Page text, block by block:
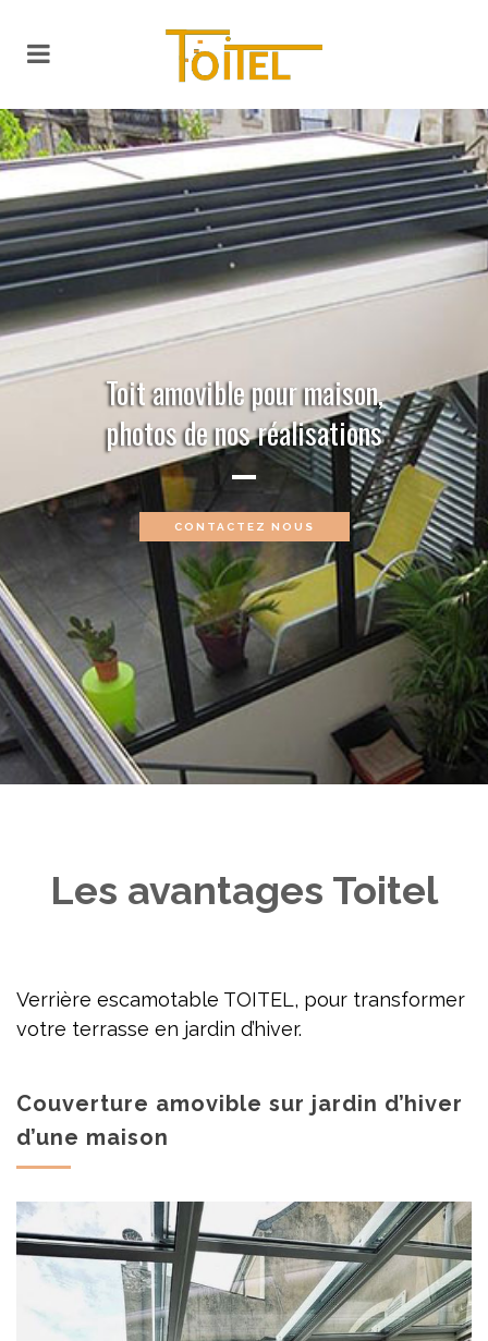
Toit amovible pour maison,
photos de nos réalisations
CONTACTEZ NOUS
Les avantages Toitel
Verrière escamotable TOITEL, pour transformer
votre terrasse en jardin d’hiver.
Couverture amovible sur jardin d’hiver
d’une maison